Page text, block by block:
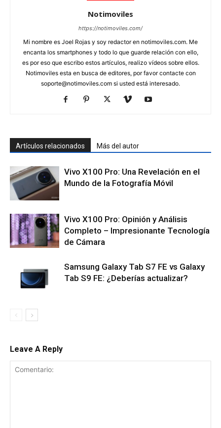
Notimoviles
https://notimoviles.com/
Mi nombre es Joel Rojas y soy redactor en notimoviles.com. Me
encanta los smartphones y todo lo que guarde relación con ello,
es por eso que escribo estos artículos, realizo vídeos sobre ellos.
Notimoviles esta en busca de editores, por favor contacte con
soporte@notimoviles.com si usted está interesado.
Artículos relacionados Más del autor
Vivo X100 Pro: Una Revelación en el
Mundo de la Fotografía Móvil
Vivo X100 Pro: Opinión y Análisis
Completo – Impresionante Tecnología
de Cámara
Samsung Galaxy Tab S7 FE vs Galaxy
Tab S9 FE: ¿Deberías actualizar?
Leave A Reply